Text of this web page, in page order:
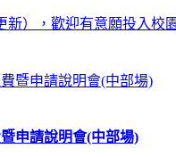
新），歡迎有意願投入校
申請說明會(中部場)